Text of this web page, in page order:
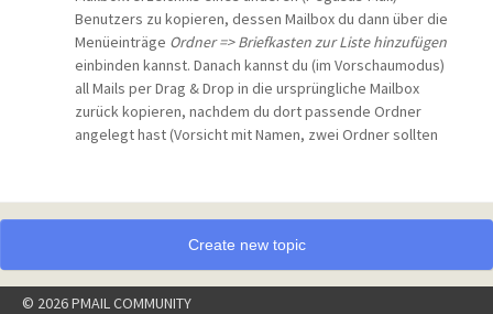
Benutzers zu kopieren, dessen Mailbox du dann über die
Menüeinträge Ordner => Briefkasten zur Liste hinzufügen
einbinden kannst. Danach kannst du (im Vorschaumodus)
all Mails per Drag & Drop in die ursprüngliche Mailbox
zurück kopieren, nachdem du dort passende Ordner
angelegt hast (Vorsicht mit Namen, zwei Ordner sollten
erinnere!). Möglicherweise reicht es auch aus, die
erinnere mich nicht mehr so genau an die Details.
Datei-Operationen bitte Pegasus Mail schließen!
Create new topic
© 2026 PMAIL COMMUNITY